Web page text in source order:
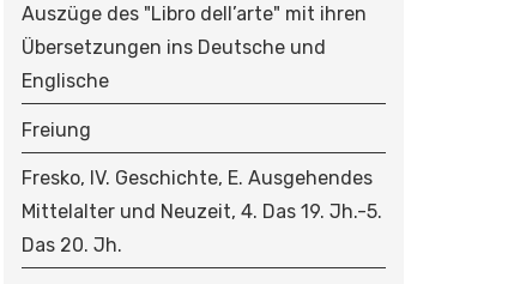
Auszüge des "Libro dell’arte" mit ihren
Übersetzungen ins Deutsche und
Englische
Freiung
Fresko, IV. Geschichte, E. Ausgehendes
Mittelalter und Neuzeit, 4. Das 19. Jh.-5.
Das 20. Jh.